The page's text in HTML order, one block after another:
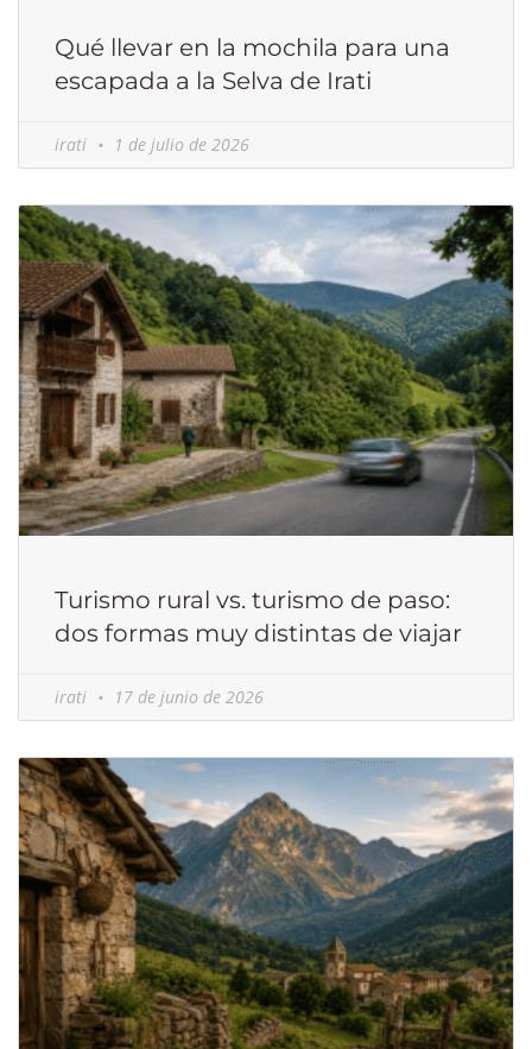
Qué llevar en la mochila para una
escapada a la Selva de Irati
irati 1 de julio de 2026
Turismo rural vs. turismo de paso:
dos formas muy distintas de viajar
irati 17 de junio de 2026